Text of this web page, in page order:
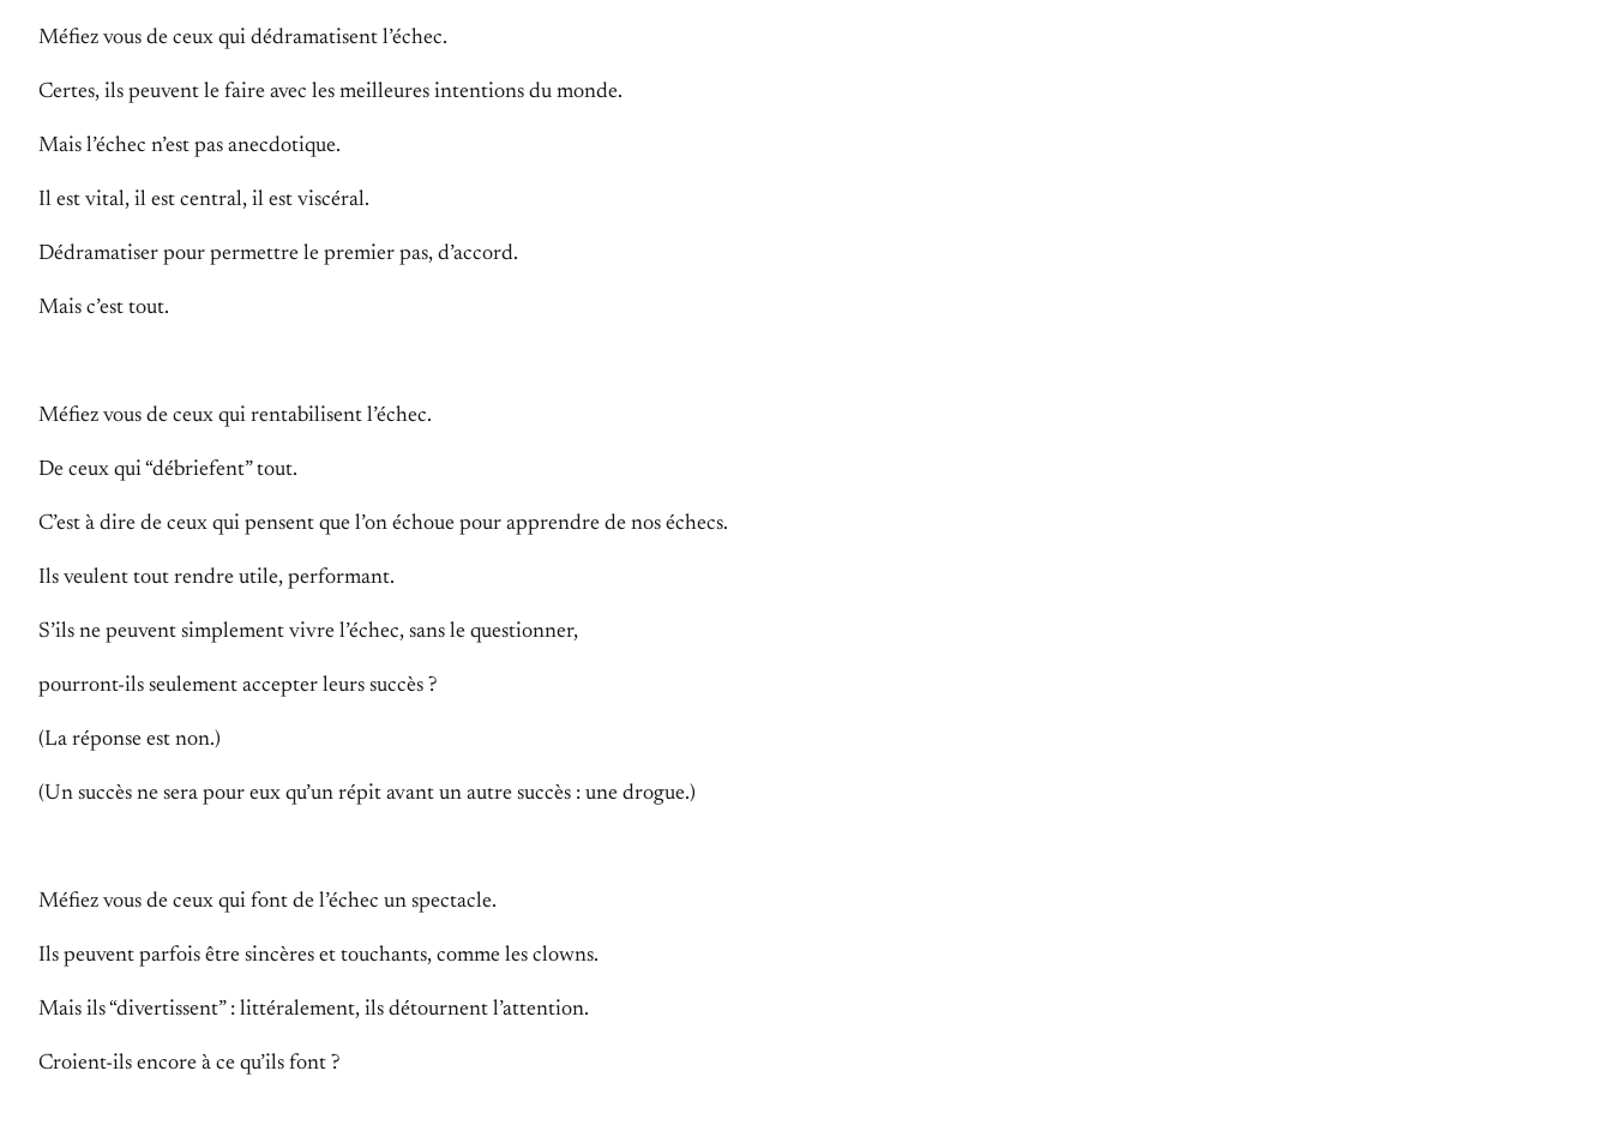
Méfiez vous de ceux qui dédramatisent l’échec.
Certes, ils peuvent le faire avec les meilleures intentions du monde.
Mais l’échec n’est pas anecdotique.
Il est vital, il est central, il est viscéral.
Dédramatiser pour permettre le premier pas, d’accord.
Mais c’est tout.
Méfiez vous de ceux qui rentabilisent l’échec.
De ceux qui “débriefent” tout.
C’est à dire de ceux qui pensent que l’on échoue pour apprendre de nos échecs.
Ils veulent tout rendre utile, performant.
S’ils ne peuvent simplement vivre l’échec, sans le questionner,
pourront-ils seulement accepter leurs succès ?
(La réponse est non.)
(Un succès ne sera pour eux qu’un répit avant un autre succès : une drogue.)
Méfiez vous de ceux qui font de l’échec un spectacle.
Ils peuvent parfois être sincères et touchants, comme les clowns.
Mais ils “divertissent” : littéralement, ils détournent l’attention.
Croient-ils encore à ce qu’ils font ?